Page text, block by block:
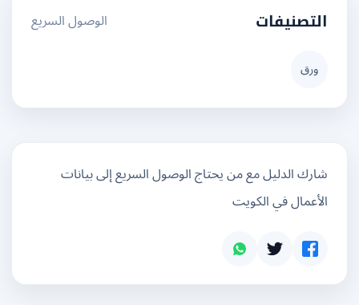
التصنيفات الوصول السريع
شارك الدليل مع من يحتاج الوصول السريع إلى بيانات
الأعمال في الكويت